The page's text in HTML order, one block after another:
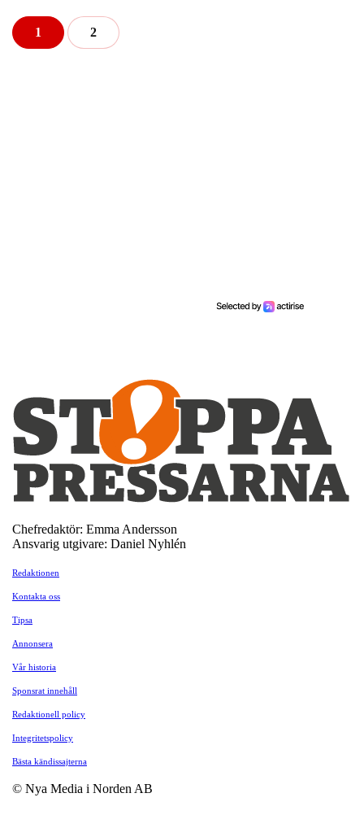
1 2
Chefredaktör: Emma Andersson
Ansvarig utgivare: Daniel Nyhlén
Redaktionen
Kontakta oss
Tipsa
Annonsera
Vår historia
Sponsrat innehåll
Redaktionell policy
Integritetspolicy
Bästa kändissajterna
© Nya Media i Norden AB